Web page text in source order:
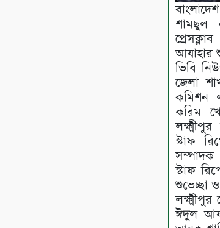
শামছুল
আযাহার
ভিবি
জেলা
কমিশন
করিম
স্টাফ
সম্পাদক
স্টাফ
শুভেচ্ছা
ঈদুল